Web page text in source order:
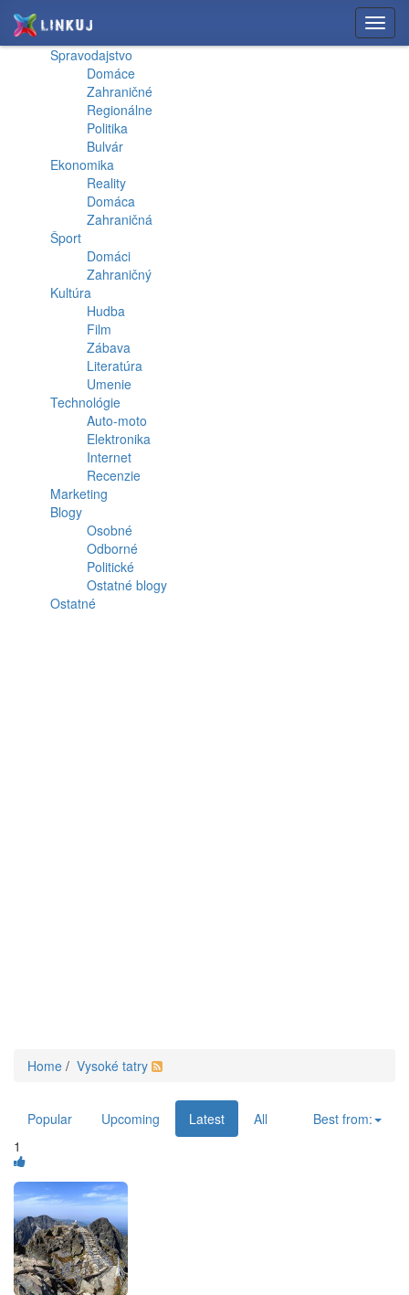
Spravodajstvo
Domáce
Zahraničné
Regionálne
Politika
Bulvár
Ekonomika
Reality
Domáca
Zahraničná
Šport
Domáci
Zahraničný
Kultúra
Hudba
Film
Zábava
Literatúra
Umenie
Technológie
Auto-moto
Elektronika
Internet
Recenzie
Marketing
Blogy
Osobné
Odborné
Politické
Ostatné blogy
Ostatné
Home / Vysoké tatry
Popular Upcoming Latest All
Best from:
1